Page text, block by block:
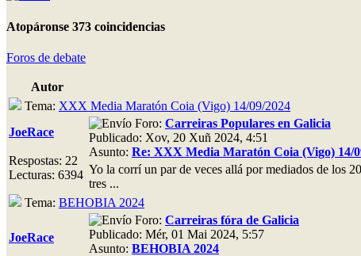
Atopáronse 373 coincidencias
Foros de debate
Autor
Tema: XXX Media Maratón Coia (Vigo) 14/09/2024
JoeRace
Respostas: 22
Lecturas: 6394
Foro: Carreiras Populares en Galicia
Publicado: Xov, 20 Xuñ 2024, 4:51
Asunto: Re: XXX Media Maratón Coia (Vigo) 14/
Yo la corrí un par de veces allá por mediados de los
tres ...
Tema: BEHOBIA 2024
JoeRace
Foro: Carreiras fóra de Galicia
Publicado: Mér, 01 Mai 2024, 5:57
Asunto: BEHOBIA 2024